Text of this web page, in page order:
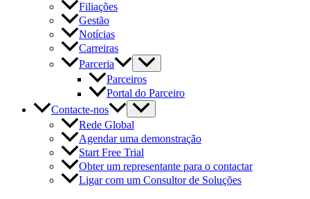
Filiações
Gestão
Notícias
Carreiras
Parceria
Parceiros
Portal do Parceiro
Contacte-nos
Rede Global
Agendar uma demonstração
Start Free Trial
Obter um representante para o contactar
Ligar com um Consultor de Soluções